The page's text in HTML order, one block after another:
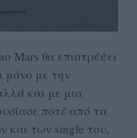
Mars θα επιστρέψει
μόνο με την
και με μια
ποτέ από τα
και των single του,